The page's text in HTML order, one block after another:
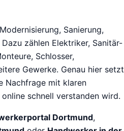
Sanierung,
zählen Elektriker, Sanitär-
Schlosser,
Gewerke. Genau hier setzt
Nachfrage mit klaren
schnell verstanden wird.
Dortmund,